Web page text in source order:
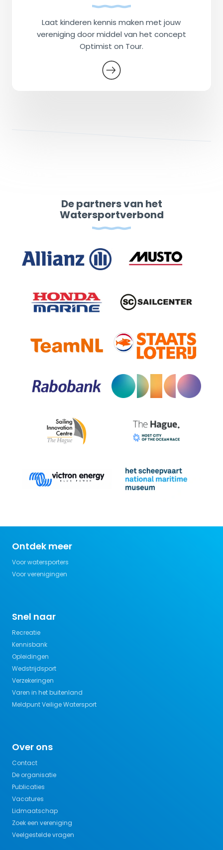
Laat kinderen kennis maken met jouw
vereniging door middel van het concept
Optimist on Tour.
De partners van het
Watersportverbond
Ontdek meer
Voor watersporters
Voor verenigingen
Snel naar
Recreatie
Kennisbank
Opleidingen
Wedstrijdsport
Verzekeringen
Varen in het buitenland
Meldpunt Veilige Watersport
Over ons
Contact
De organisatie
Publicaties
Vacatures
Lidmaatschap
Zoek een vereniging
Veelgestelde vragen